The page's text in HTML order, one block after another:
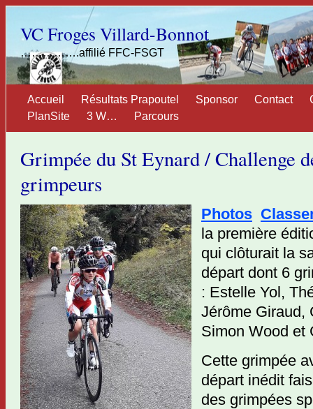
VC Froges Villard-Bonnot
…………….affilié FFC-FSGT
Accueil Résultats Prapoutel Sponsor Contact
PlanSite
3 W… Parcours
Grimpée du St Eynard / Challenge
grimpeurs
Photos
la première
qui clôturait la
départ dont 6
: Estelle Yol,
Jérôme Giraud,
Simon Wood et
Cette grimpée
départ inédit
des grimpées